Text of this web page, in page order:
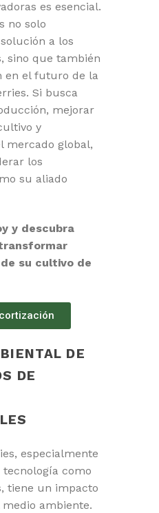
es esencial.
no solo
a los
sino que también
en el futuro de la
Si busca
mejorar
y
mercado global,
los
su aliado
y descubra
su cultivo de
DE
DE
especialmente
como
tiene un impacto
ambiente.